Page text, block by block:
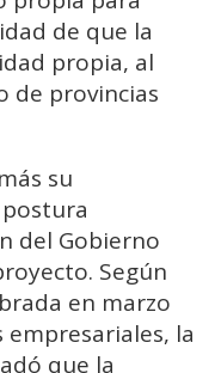
de que la
propia, al
de provincias
su
del Gobierno
Según
en marzo
la
que la